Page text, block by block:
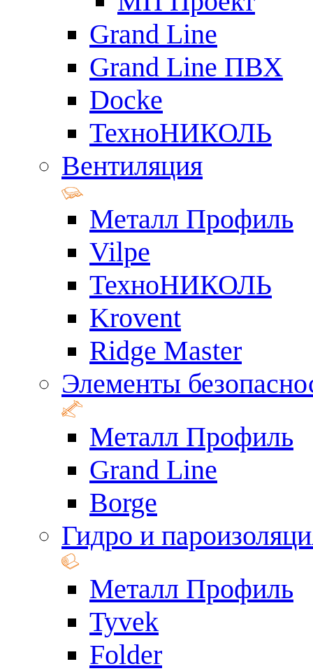
Grand Line
Grand Line ПВХ
Docke
ТехноНИКОЛЬ
Вентиляция
Металл Профиль
Vilpe
ТехноНИКОЛЬ
Krovent
Ridge Master
Элементы
Металл Профиль
Grand Line
Borge
Гидро и
Металл Профиль
Tyvek
Folder